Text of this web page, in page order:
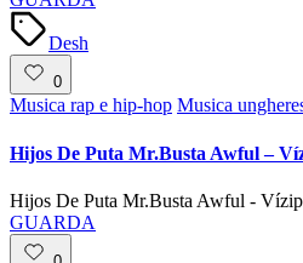
Tags:
Desh
0
Posted
Musica rap e hip-hop Musica
Hijos De Puta Mr.Busta Awful –
Hijos De Puta Mr.Busta Awful -
GUARDA